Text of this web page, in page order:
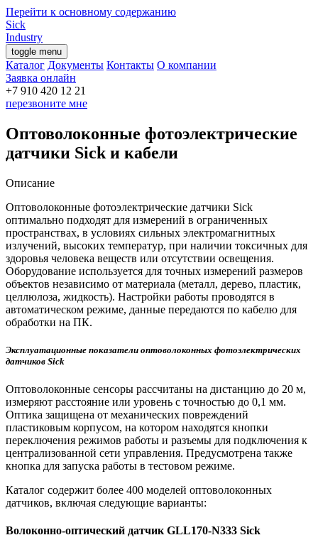
Перейти к основному содержанию
Sick
Industry
toggle menu
Каталог Документы Контакты О компании
Заявка онлайн
перезвоните мне
Оптоволоконные фотоэлектрические
датчики Sick и кабели
Описание
Оптоволоконные фотоэлектрические датчики Sick
оптимально подходят для измерений в ограниченных
пространствах, в условиях сильных электромагнитных
излучений, высоких температур, при наличии токсичных для
здоровья человека веществ или отсутствии освещения.
Оборудование используется для точных измерений размеров
объектов независимо от материала (металл, дерево, пластик,
целлюлоза, жидкость). Настройки работы проводятся в
автоматическом режиме, данные передаются по кабелю для
обработки на ПК.
Эксплуатационные показатели оптоволоконных фотоэлектрических
датчиков Sick
Оптоволоконные сенсоры рассчитаны на дистанцию до 20 м,
измеряют расстояние или уровень с точностью до 0,1 мм.
Оптика защищена от механических повреждений
пластиковым корпусом, на котором находятся кнопки
переключения режимов работы и разъемы для подключения к
централизованной сети управления. Предусмотрена также
кнопка для запуска работы в тестовом режиме.
Каталог содержит более 400 моделей оптоволоконных
датчиков, включая следующие варианты:
Волоконно-оптический датчик GLL170-N333 Sick